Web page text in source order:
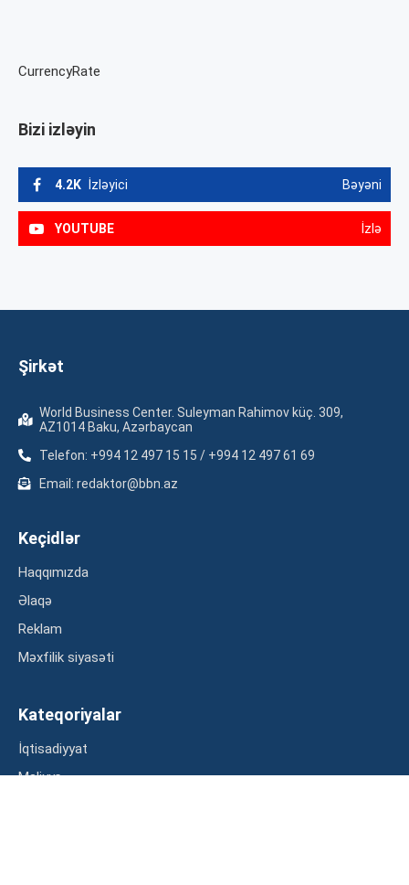
CurrencyRate
Bizi izləyin
4.2K İzləyici Bəyəni
YOUTUBE İzlə
Şirkət
World Business Center. Suleyman Rahimov küç. 309,
AZ1014 Baku, Azərbaycan
Telefon: +994 12 497 15 15 / +994 12 497 61 69
Email: redaktor@bbn.az
Keçidlər
Haqqımızda
Əlaqə
Reklam
Məxfilik siyasəti
Kateqoriyalar
İqtisadiyyat
Maliyyə